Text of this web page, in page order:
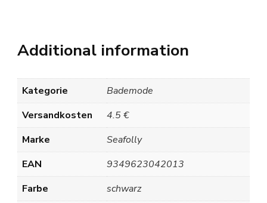
Additional information
Kategorie
Bademode
Versandkosten
4.5 €
Marke
Seafolly
EAN
9349623042013
Farbe
schwarz